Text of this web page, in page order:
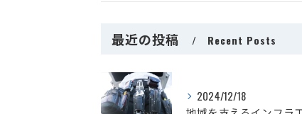
最近の投稿 Recent Posts
2024/12/18